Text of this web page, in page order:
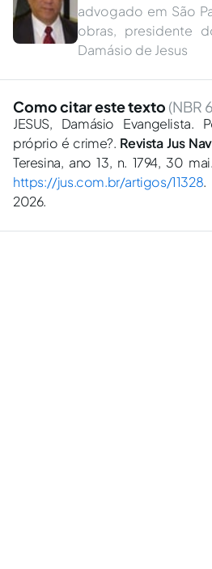
advogado em São
obras, presidente
Damásio de Jesus
Como citar este texto (NBR
JESUS, Damásio
próprio é crime?. Revista Jus
Teresina, ano 13, n. 1794, 30
https://jus.com.br/artigos/11328.
2026.